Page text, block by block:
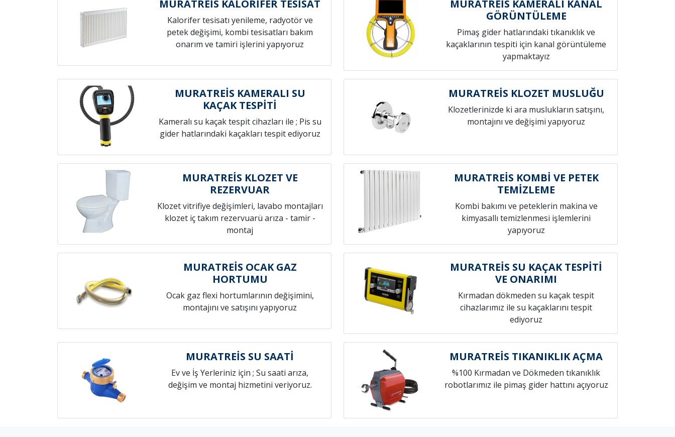
MURATREİS KALORİFER TESİSAT
Kalorifer tesisatı yenileme, radyotör ve
petek değişimi, kombi tesisatları bakım
onarım ve tamiri işlerini yapıyoruz
MURATREİS KAMERALI KANAL
GÖRÜNTÜLEME
Pimaş gider hatlarındaki tıkanıklık ve
kaçaklarının tespiti için kanal görüntüleme
yapmaktayız
MURATREİS KAMERALI SU
KAÇAK TESPİTİ
Kameralı su kaçak tespit cihazları ile ; Pis su
gider hatlarındaki kaçakları tespit ediyoruz
MURATREİS KLOZET MUSLUĞU
Klozetlerinizde ki ara muslukların satışını,
montajını ve değişimi yapıyoruz
MURATREİS KLOZET VE
REZERVUAR
Klozet vitrifiye değişimleri, lavabo montajları
klozet iç takım rezervuarü arıza - tamir -
montaj
MURATREİS KOMBİ VE PETEK
TEMİZLEME
Kombi bakımı ve peteklerin makina ve
kimyasallı temizlenmesi işlemlerini
yapıyoruz
MURATREİS OCAK GAZ
HORTUMU
Ocak gaz flexi hortumlarının değişimini,
montajını ve satışını yapıyoruz
MURATREİS SU KAÇAK TESPİTİ
VE ONARIMI
Kırmadan dökmeden su kaçak tespit
cihazlarımız ile su kaçaklarını tespit
ediyoruz
MURATREİS SU SAATİ
Ev ve İş Yerleriniz için ; Su saati arıza,
değişim ve montaj hizmetini veriyoruz.
MURATREİS TIKANIKLIK AÇMA
%100 Kırmadan ve Dökmeden tıkanıklık
robotlarımız ile pimaş gider hattını açıyoruz